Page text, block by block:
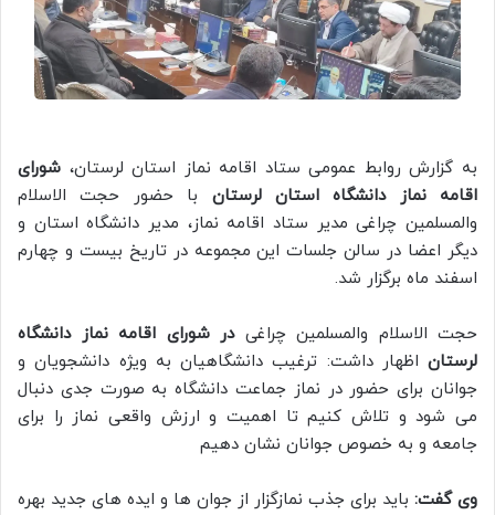
به گزارش روابط عمومی ستاد اقامه نماز استان لرستان، شورای
اقامه نماز دانشگاه استان لرستان با حضور حجت الاسلام
والمسلمین چراغی مدیر ستاد اقامه نماز، مدیر دانشگاه استان و
دیگر اعضا در سالن جلسات این مجموعه در تاریخ بیست و چهارم
اسفند ماه برگزار شد.
حجت الاسلام والمسلمین چراغیدر شورای اقامه نماز دانشگاه
لرستان اظهار داشت: ترغیب دانشگاهیان به ویژه دانشجویان و
جوانان برای حضور در نماز جماعت دانشگاه به صورت جدی دنبال
می شود و تلاش کنیم تا اهمیت و ارزش واقعی نماز را برای
جامعه و به خصوص جوانان نشان دهیم
وی گفت: باید برای جذب نمازگزار از جوان‌ ها و ایده‌ های جدید بهره